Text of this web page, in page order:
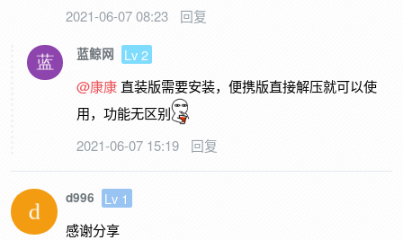
2021-06-07 08:23
回复
蓝鲸网
Lv 2
@康康 直装版需要安装，便携版直接解压就可以使
用，功能无区别
2021-06-07 15:19
回复
d996
Lv 1
感谢分享